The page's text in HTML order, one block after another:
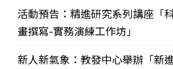
活動預告：精進研究系列講座「
畫撰寫-實務演練工作坊」
新人新氣象：教發中心舉辦「新